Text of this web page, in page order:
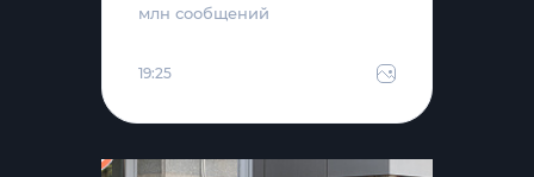
млн сообщений
19:25